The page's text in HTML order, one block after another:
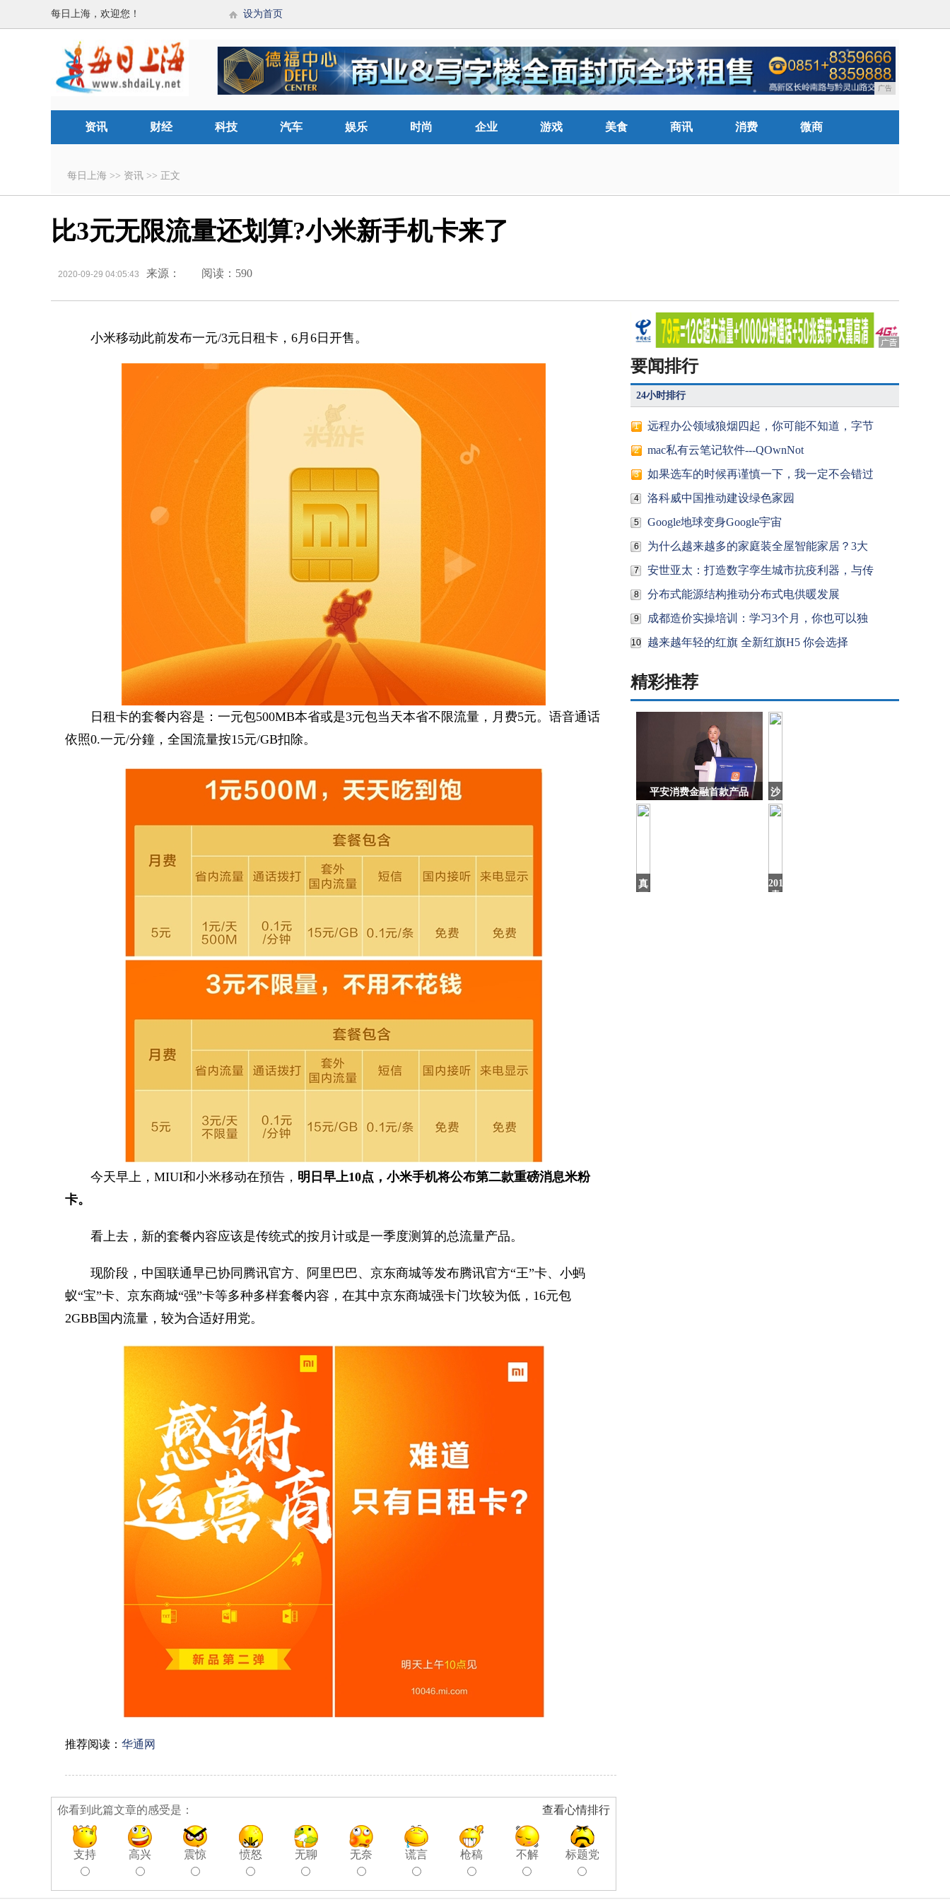
每日上海，欢迎您！ 设为首页
广告
资讯 财经 科技 汽车 娱乐 时尚 企业 游戏 美食 商讯 消费 微商
每日上海 >> 资讯 >> 正文
比3元无限流量还划算?小米新手机卡来了
2020-09-29 04:05:43 来源： 阅读：590
小米移动此前发布一元/3元日租卡，6月6日开售。
日租卡的套餐内容是：一元包500MB本省或是3元包当天本省不限流量，月费5元。语音通话
依照0.一元/分鐘，全国流量按15元/GB扣除。
今天早上，MIUI和小米移动在預告， 明日早上10点，小米手机将公布第二款重磅消息米粉
卡。
看上去，新的套餐内容应该是传统式的按月计或是一季度测算的总流量产品。
现阶段，中国联通早已协同腾讯官方、阿里巴巴、京东商城等发布腾讯官方“王”卡、小蚂
蚁“宝”卡、京东商城“强”卡等多种多样套餐内容，在其中京东商城强卡门坎较为低，16元包
2GBB国内流量，较为合适好用党。
推荐阅读： 华通网
查看心情排行
你看到此篇文章的感受是：
支持 高兴 震惊 愤怒 无聊 无奈 谎言 枪稿 不解 标题党
要闻排行
24小时排行
1 远程办公领域狼烟四起，你可能不知道，字节
2 mac私有云笔记软件---QOwnNot
3 如果选车的时候再谨慎一下，我一定不会错过
4 洛科威中国推动建设绿色家园
5 Google地球变身Google宇宙
6 为什么越来越多的家庭装全屋智能家居？3大
7 安世亚太：打造数字孪生城市抗疫利器，与传
8 分布式能源结构推动分布式电供暖发展
9 成都造价实操培训：学习3个月，你也可以独
10 越来越年轻的红旗 全新红旗H5 你会选择
精彩推荐
平安消费金融首款产品
沙
发
不
难
看
真
2019
卖